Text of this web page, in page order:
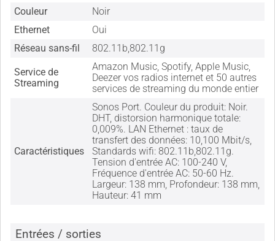
Couleur
Noir
Ethernet
Oui
Réseau sans-fil
802.11b,802.11g
Service de
Streaming
Amazon Music, Spotify, Apple Music,
Deezer vos radios internet et 50 autres
services de streaming du monde entier
Caractéristiques
Sonos Port. Couleur du produit: Noir.
DHT, distorsion harmonique totale:
0,009%. LAN Ethernet : taux de
transfert des données: 10,100 Mbit/s,
Standards wifi: 802.11b,802.11g.
Tension d'entrée AC: 100-240 V,
Fréquence d'entrée AC: 50-60 Hz.
Largeur: 138 mm, Profondeur: 138 mm,
Hauteur: 41 mm
Entrées / sorties